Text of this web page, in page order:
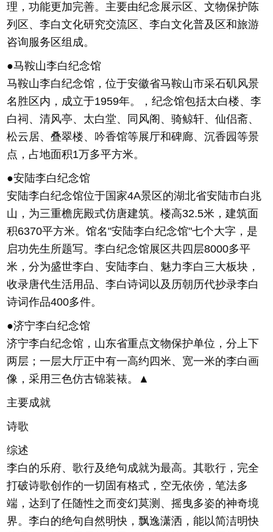
理，功能更加完善。主要由纪念展示区、文物保护陈
列区、李白文化研究交流区、李白文化普及区和旅游
咨询服务区组成。
●马鞍山李白纪念馆
马鞍山李白纪念馆，位于安徽省马鞍山市采石矶风景
名胜区内，成立于1959年。，纪念馆包括太白楼、李
白祠、清风亭、太白堂、同风阁、骑鲸轩、仙侣斋、
松云居、叠翠楼、吟香馆等展厅和碑廊、沉香园等景
点，占地面积1万多平方米。
●安陆李白纪念馆
安陆李白纪念馆位于国家4A景区的湖北省安陆市白兆
山，为三重檐庑殿式仿唐建筑。楼高32.5米，建筑面
积6370平方米。馆名"安陆李白纪念馆"七个大字，是
启功先生所题写。李白纪念馆展区共四层8000多平
米，分为盛世李白、安陆李白、魅力李白三大板块，
收录唐代生活用品、李白诗词以及历朝历代抄录李白
诗词作品400多件。
●济宁李白纪念馆
济宁李白纪念馆，山东省重点文物保护单位，分上下
两层；一层大厅正中有一高约四米、宽一米的李白画
像，采用三色仿古锦装裱。▲
主要成就
诗歌
综述
李白的乐府、歌行及绝句成就为最高。其歌行，完全
打破诗歌创作的一切固有格式，空无依傍，笔法多
端，达到了任随性之而变幻莫测、摇曳多姿的神奇境
界。李白的绝句自然明快，飘逸潇洒，能以简洁明快